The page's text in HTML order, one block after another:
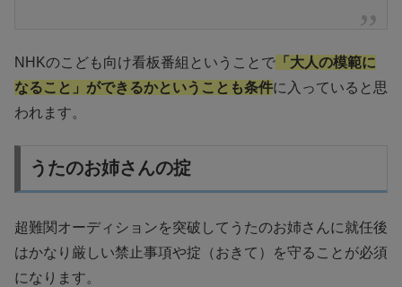
NHKのこども向け看板番組ということで 「 大人の模範に
なること」ができるかということも条件に入っていると思
われます。
うたのお姉さんの掟
超難関オーディションを突破してうたのお姉さんに就任後
はかなり厳しい禁止事項や掟（おきて）を守ることが必須
になります。